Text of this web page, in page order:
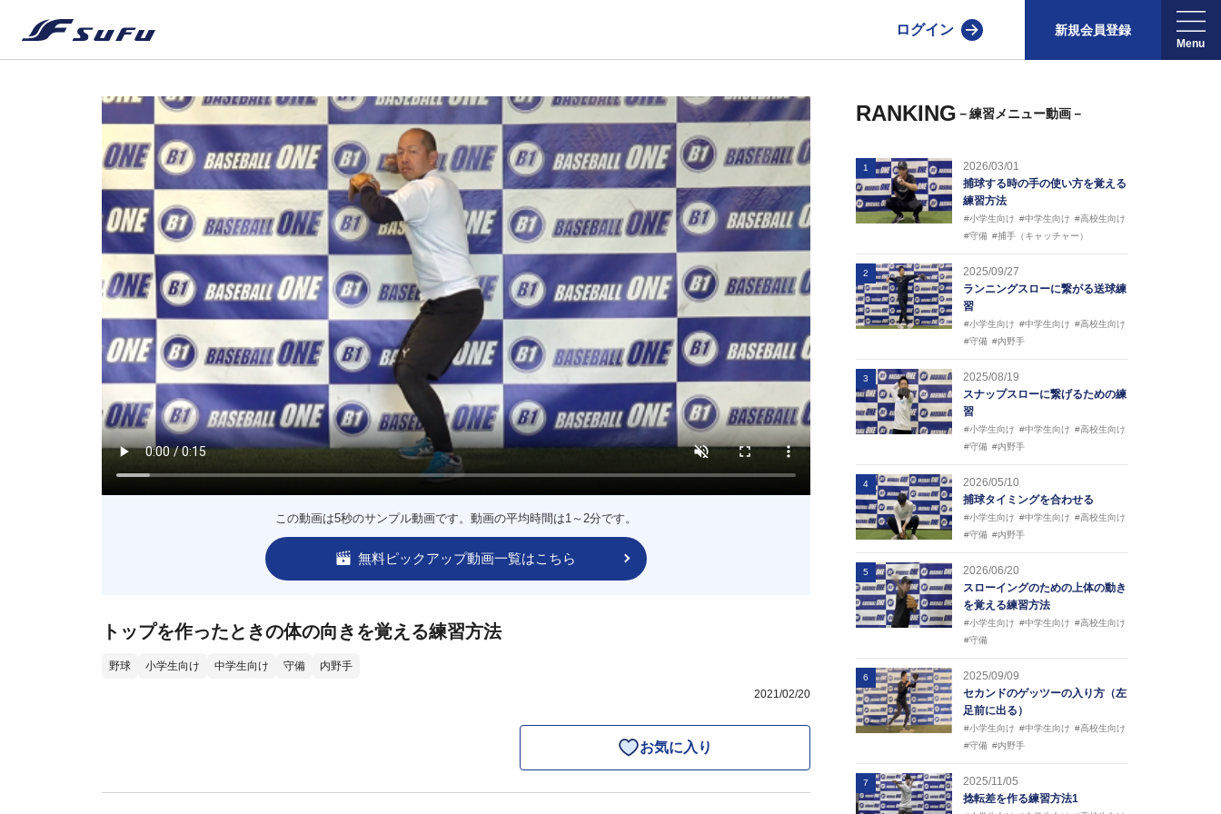
ログイン 新規会員登録
この動画は5秒のサンプル動画です。動画の平均時間は1～2分です。
無料ピックアップ動画一覧はこちら
トップを作ったときの体の向きを覚える練習方法
野球 小学生向け 中学生向け 守備 内野手
2021/02/20
お気に入り
RANKING －練習メニュー動画－
1
2026/03/01
捕球する時の手の使い方を覚える
練習方法
#小学生向け #中学生向け #高校生向け
#守備 #捕手（キャッチャー）
2
2025/09/27
ランニングスローに繋がる送球練
習
#小学生向け #中学生向け #高校生向け
#守備 #内野手
3
2025/08/19
スナップスローに繋げるための練
習
#小学生向け #中学生向け #高校生向け
#守備 #内野手
4
2026/05/10
捕球タイミングを合わせる
#小学生向け #中学生向け #高校生向け
#守備 #内野手
5
2026/06/20
スローイングのための上体の動き
を覚える練習方法
#小学生向け #中学生向け #高校生向け
#守備
6
2025/09/09
セカンドのゲッツーの入り方（左
足前に出る）
#小学生向け #中学生向け #高校生向け
#守備 #内野手
7
2025/11/05
捻転差を作る練習方法1